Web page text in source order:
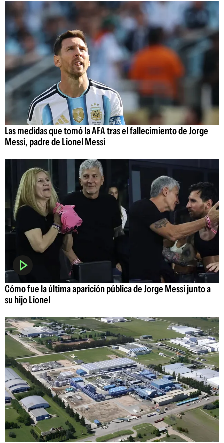
Las medidas que tomó la AFA tras el fallecimiento de Jorge
Messi, padre de Lionel Messi
Cómo fue la última aparición pública de Jorge Messi junto a
su hijo Lionel